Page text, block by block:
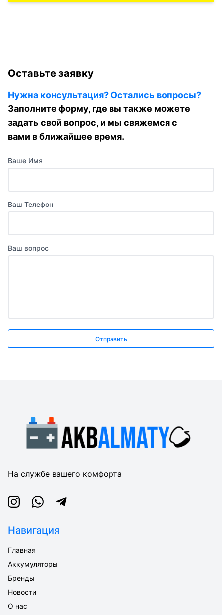
Оставьте заявку
Нужна консультация? Остались вопросы?
Заполните форму, где вы также можете
задать свой вопрос, и мы свяжемся с
вами в ближайшее время.
Ваше Имя
Ваш Телефон
Ваш вопрос
Отправить
На службе вашего комфорта
InstagramWhatsappTelegram
Навигация
Главная
Аккумуляторы
Бренды
Новости
О нас